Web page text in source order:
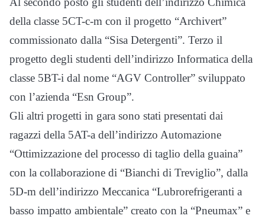
della classe 5CT-c-m con il progetto “Archivert”
commissionato dalla “Sisa Detergenti”. Terzo il
progetto degli studenti dell’indirizzo Informatica della
classe 5BT-i dal nome “AGV Controller” sviluppato
con l’azienda “Esn Group”.
Gli altri progetti in gara sono stati presentati dai
ragazzi della 5AT-a dell’indirizzo Automazione
“Ottimizzazione del processo di taglio della guaina”
con la collaborazione di “Bianchi di Treviglio”, dalla
5D-m dell’indirizzo Meccanica “Lubrorefrigeranti a
basso impatto ambientale” creato con la “Pneumax” e